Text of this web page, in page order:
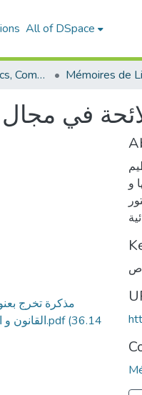
All of DSpace
Faculty of Economics, Commercial Sciences and Management Sciences
في
مذكرة تخرج
القانون و اللائحة في مجال الضبط الإداري.pdf(36.14
و